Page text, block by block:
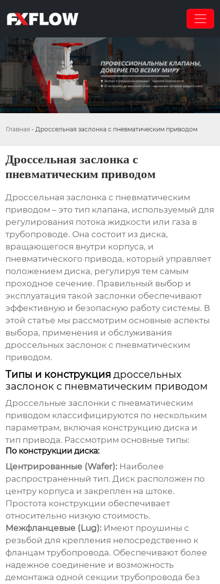
Главная - Дроссельная заслонка с пневматическим приводом
Дроссельная заслонка с
пневматическим приводом
Дроссельная заслонка с пневматическим
приводом – это тип клапана, используемый для
регулирования потока жидкости или газа в
трубопроводе. Она состоит из диска,
вращающегося внутри корпуса, и
пневматического привода, который управляет
положением диска, регулируя тем самым
проходное сечение. Правильный выбор и
эксплуатация такой заслонки обеспечивают
эффективную и безопасную работу системы. В
этой статье мы рассмотрим основные аспекты
выбора, применения и обслуживания
дроссельных заслонок с пневматическим
приводом.
Типы и конструкциядроссельных
заслонок с пневматическим приводом
Дроссельные заслонки с пневматическим
приводом классифицируются по нескольким
параметрам, включая конструкцию диска и
тип привода. Рассмотрим основные типы:
По конструкции диска:
Центрированные (Wafer): Наиболее
распространенный тип. Диск расположен по
центру корпуса и закреплен на штоке.
Простота конструкции обеспечивает
относительно низкую стоимость.
Межфланцевые (Lug): Имеют проушины с
резьбой для крепления непосредственно к
фланцам трубопровода. Обеспечивают более
надежное соединение и возможность
демонтажа одной секции трубопровода без